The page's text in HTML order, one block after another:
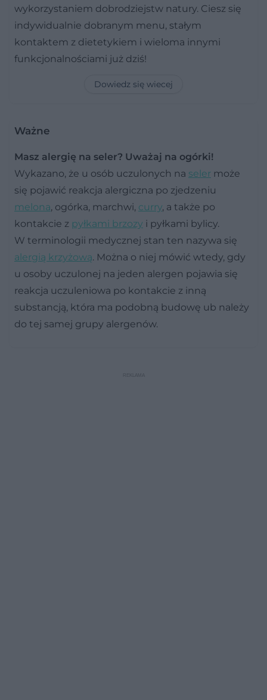
wykorzystaniem dobrodziejstw natury. Ciesz się
indywidualnie dobranym menu, stałym
kontaktem z dietetykiem i wieloma innymi
funkcjonalnościami już dziś!
Dowiedz się wiecej
Ważne
Masz alergię na seler? Uważaj na ogórki!
Wykazano, że u osób uczulonych na seler może
się pojawić reakcja alergiczna po zjedzeniu
melona, ogórka, marchwi, curry, a także po
kontakcie z pyłkami brzozy i pyłkami bylicy.
W terminologii medycznej stan ten nazywa się
alergią krzyżową. Można o niej mówić wtedy, gdy
u osoby uczulonej na jeden alergen pojawia się
reakcja uczuleniowa po kontakcie z inną
substancją, która ma podobną budowę ub należy
do tej samej grupy alergenów.